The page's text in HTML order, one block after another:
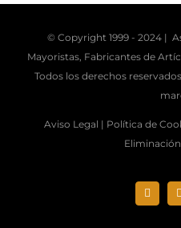
© Copyright 1999 - 2024 |
Mayoristas, Fabricantes de
Todos los derechos
Aviso Legal | Política de
X